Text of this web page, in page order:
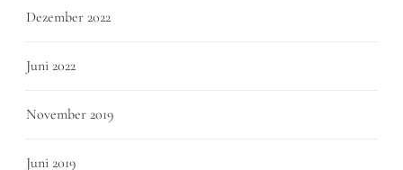
Dezember 2022
Juni 2022
November 2019
Juni 2019